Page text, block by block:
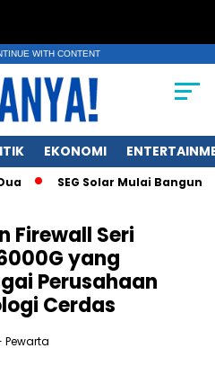
WITH CONTENT
EKONOMI
SEG Solar Mulai Bangun Pabrik
Firewall Seri
yang
Perusahaan
Cerdas
Pewarta